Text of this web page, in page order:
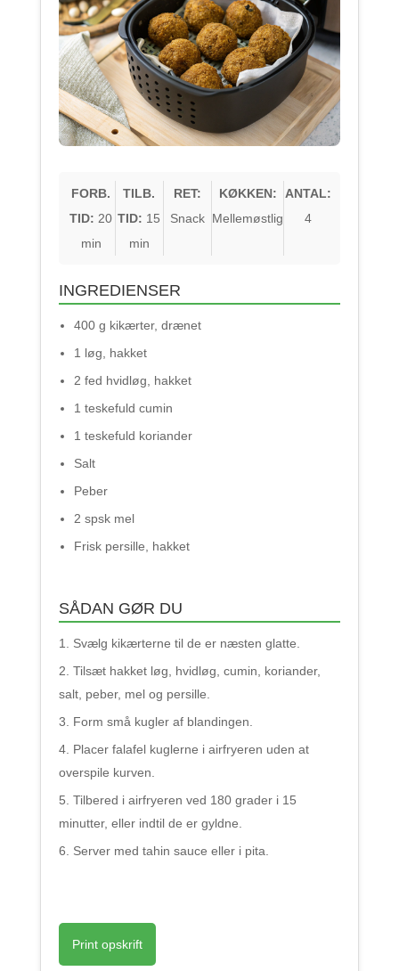
FORB.
TID: 20
min
TILB.
TID: 15
min
RET:
Snack
KØKKEN:
Mellemøstlig
ANTAL:
4
INGREDIENSER
400 g kikærter, drænet
1 løg, hakket
2 fed hvidløg, hakket
1 teskefuld cumin
1 teskefuld koriander
Salt
Peber
2 spsk mel
Frisk persille, hakket
SÅDAN GØR DU
Svælg kikærterne til de er næsten glatte.
Tilsæt hakket løg, hvidløg, cumin, koriander,
salt, peber, mel og persille.
Form små kugler af blandingen.
Placer falafel kuglerne i airfryeren uden at
overspile kurven.
Tilbered i airfryeren ved 180 grader i 15
minutter, eller indtil de er gyldne.
Server med tahin sauce eller i pita.
Print opskrift